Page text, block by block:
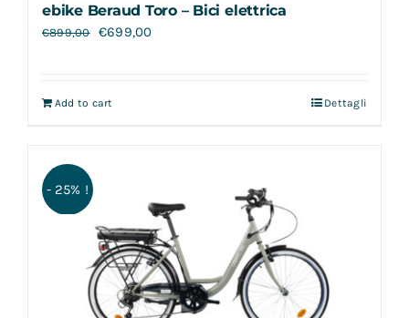
ebike Beraud Toro – Bici elettrica
€899,00 €699,00
Add to cart Dettagli
- 25% !